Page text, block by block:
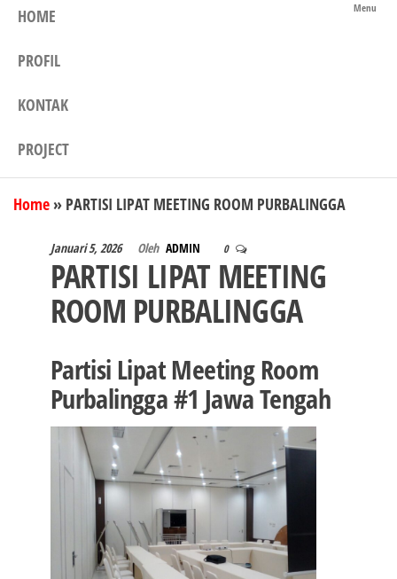
Menu
HOME
PROFIL
KONTAK
PROJECT
Home » PARTISI LIPAT MEETING ROOM PURBALINGGA
Januari 5, 2026 Oleh ADMIN 0
PARTISI LIPAT MEETING
ROOM PURBALINGGA
Partisi Lipat Meeting Room
Purbalingga #1 Jawa Tengah